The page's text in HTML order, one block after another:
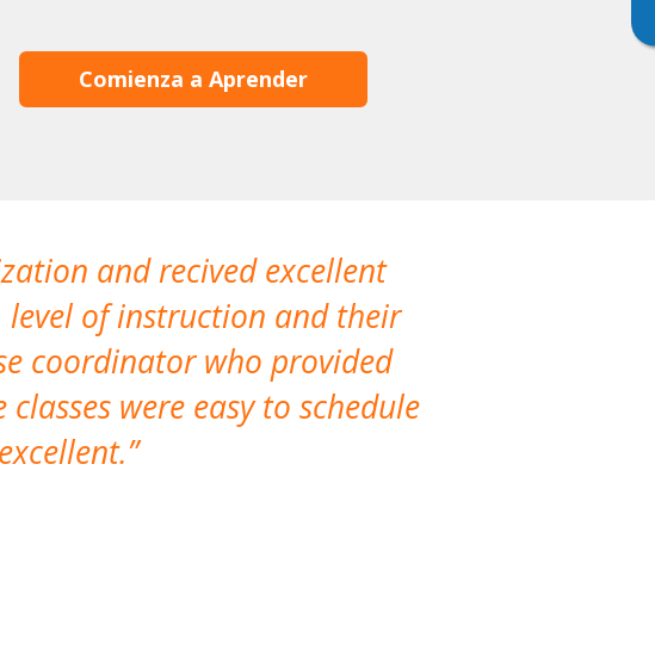
Comienza a Aprender
and recived excellent
of instruction and their
coordinator who provided
were easy to schedule